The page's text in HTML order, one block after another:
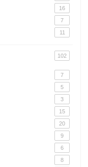
16
7
11
102
7
5
3
15
20
9
6
8